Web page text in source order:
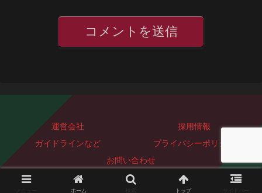
運営会社
採用情報
ガイドラインなど
プライバシーポリシー
お問い合わせ
Copyright © 2023-2026 ぐっどぴーす株式会社 All Rights Reserved.
ホーム トップ